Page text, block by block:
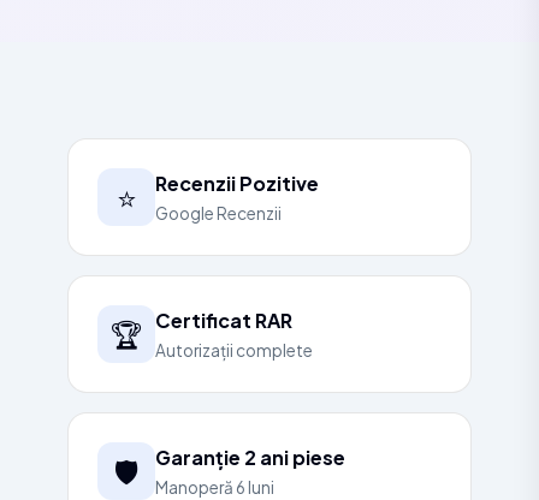
⭐ Recenzii Pozitive
Google Recenzii
🏆 Certificat RAR
Autorizații complete
🛡️ Garanție 2 ani piese
Manoperă 6 luni